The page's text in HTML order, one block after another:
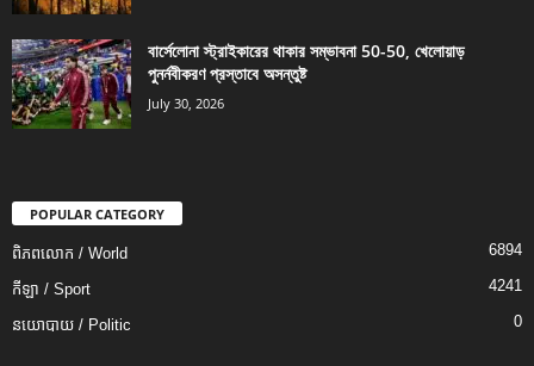
বার্সেলোনা স্ট্রাইকারের থাকার সম্ভাবনা 50-50, খেলোয়াড়
পুনর্নবীকরণ প্রস্তাবে অসন্তুষ্ট
July 30, 2026
POPULAR CATEGORY
ពិភពលោក / World 6894
កីឡា / Sport 4241
នយោបាយ / Politic 0